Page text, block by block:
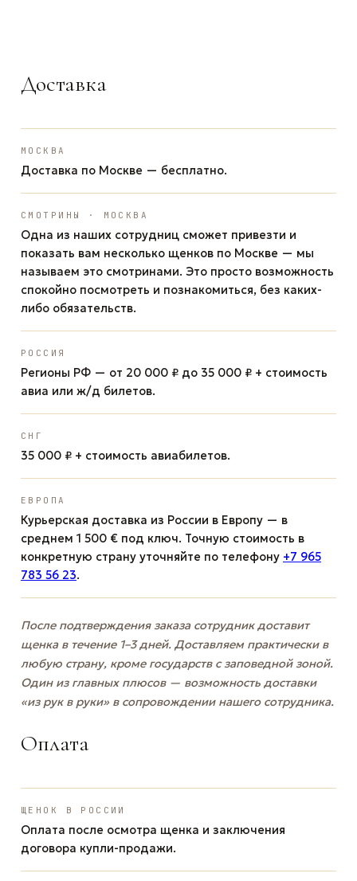
Доставка
МОСКВА
Доставка по Москве — бесплатно.
СМОТРИНЫ · МОСКВА
Одна из наших сотрудниц сможет привезти и
показать вам несколько щенков по Москве — мы
называем это смотринами. Это просто возможность
спокойно посмотреть и познакомиться, без каких-
либо обязательств.
РОССИЯ
Регионы РФ — от 20 000 ₽ до 35 000 ₽ + стоимость
авиа или ж/д билетов.
СНГ
35 000 ₽ + стоимость авиабилетов.
ЕВРОПА
Курьерская доставка из России в Европу — в
среднем 1 500 € под ключ. Точную стоимость в
конкретную страну уточняйте по телефону +7 965
783 56 23.
После подтверждения заказа сотрудник доставит
щенка в течение 1–3 дней. Доставляем практически в
любую страну, кроме государств с заповедной зоной.
Один из главных плюсов — возможность доставки
«из рук в руки» в сопровождении нашего сотрудника.
Оплата
ЩЕНОК В РОССИИ
Оплата после осмотра щенка и заключения
договора купли-продажи.